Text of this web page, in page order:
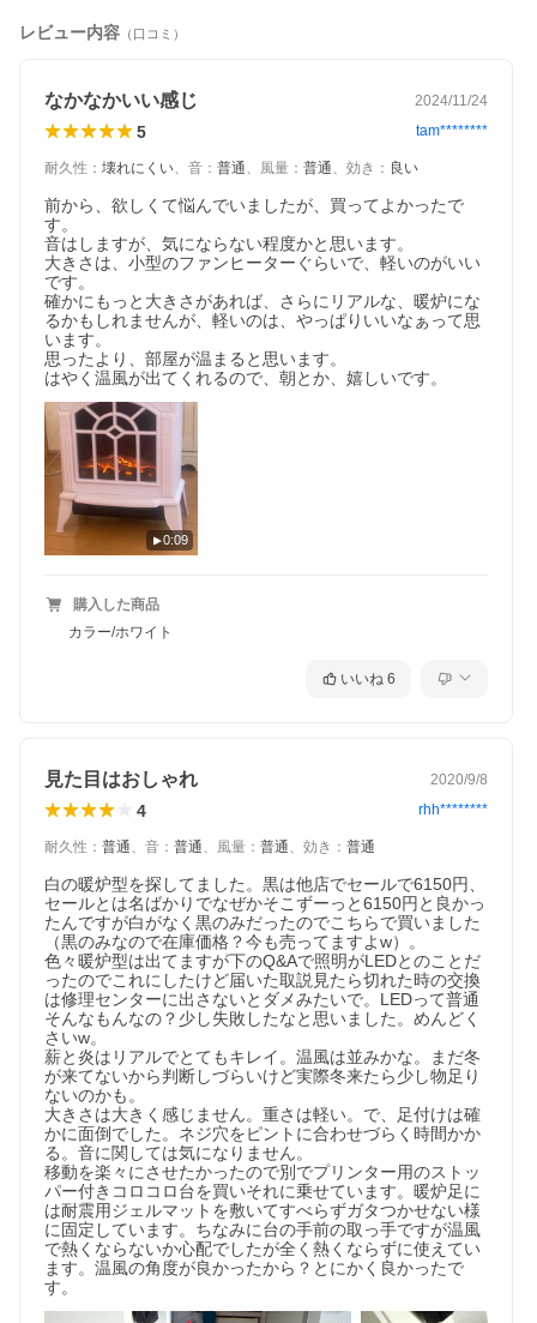
レビュー内容 （口コミ）
なかなかいい感じ 2024/11/24
5 tam********
耐久性 ： 壊れにくい、 音 ： 普通、 風量 ： 普通、 効き ： 良い
前から、欲しくて悩んでいましたが、買ってよかったで
す。
音はしますが、気にならない程度かと思います。
大きさは、小型のファンヒーターぐらいで、軽いのがいい
です。
確かにもっと大きさがあれば、さらにリアルな、暖炉にな
るかもしれませんが、軽いのは、やっぱりいいなぁって思
います。
思ったより、部屋が温まると思います。
はやく温風が出てくれるので、朝とか、嬉しいです。
0:09
購入した商品
カラー/ホワイト
いいね 6
見た目はおしゃれ 2020/9/8
4 rhh********
耐久性 ： 普通、 音 ： 普通、 風量 ： 普通、 効き ： 普通
白の暖炉型を探してました。黒は他店でセールで6150円、
セールとは名ばかりでなぜかそこずーっと6150円と良かっ
たんですが白がなく黒のみだったのでこちらで買いました
（黒のみなので在庫価格？今も売ってますよw）。
色々暖炉型は出てますが下のQ&Aで照明がLEDとのことだ
ったのでこれにしたけど届いた取説見たら切れた時の交換
は修理センターに出さないとダメみたいで。LEDって普通
そんなもんなの？少し失敗したなと思いました。めんどく
さいw。
薪と炎はリアルでとてもキレイ。温風は並みかな。まだ冬
が来てないから判断しづらいけど実際冬来たら少し物足り
ないのかも。
大きさは大きく感じません。重さは軽い。で、足付けは確
かに面倒でした。ネジ穴をピントに合わせづらく時間かか
る。音に関しては気になりません。
移動を楽々にさせたかったので別でプリンター用のストッ
パー付きコロコロ台を買いそれに乗せています。暖炉足に
は耐震用ジェルマットを敷いてすべらずガタつかせない様
に固定しています。ちなみに台の手前の取っ手ですが温風
で熱くならないか心配でしたが全く熱くならずに使えてい
ます。温風の角度が良かったから？とにかく良かったで
す。